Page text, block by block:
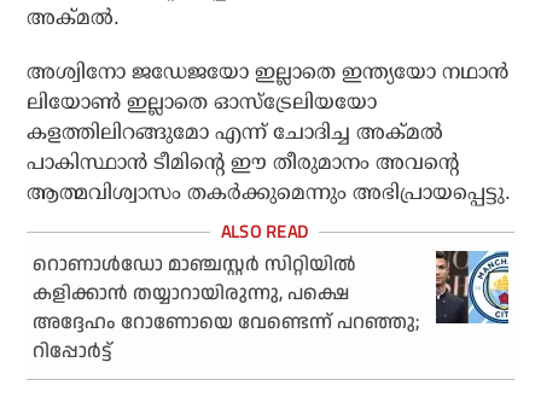
അക്മല്‍.
അശ്വിനോ ജഡേജയോ ഇല്ലാതെ ഇന്ത്യയോ നഥാന്‍
ലിയോണ്‍ ഇല്ലാതെ ഓസ്‌ട്രേലിയയോ
കളത്തിലിറങ്ങുമോ എന്ന് ചോദിച്ച അക്മല്‍
പാകിസ്ഥാന്‍ ടീമിന്റെ ഈ തീരുമാനം അവന്റെ
ആത്മവിശ്വാസം തകര്‍ക്കുമെന്നും അഭിപ്രായപ്പെട്ടു.
റൊണാൾഡോ മാഞ്ചസ്റ്റർ സിറ്റിയിൽ
കളിക്കാൻ തയ്യാറായിരുന്നു, പക്ഷെ
അദ്ദേഹം റോണോയെ വേണ്ടെന്ന് പറഞ്ഞു;
റിപ്പോർട്ട്